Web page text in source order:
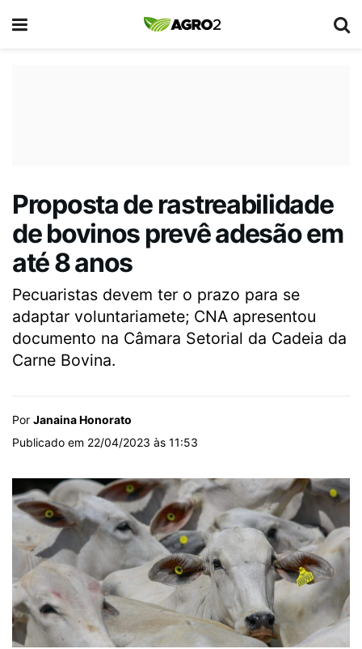
Proposta de rastreabilidade
de bovinos prevê adesão em
até 8 anos
Pecuaristas devem ter o prazo para se
adaptar voluntariamete; CNA apresentou
documento na Câmara Setorial da Cadeia da
Carne Bovina.
Por Janaina Honorato
Publicado em 22/04/2023 às 11:53